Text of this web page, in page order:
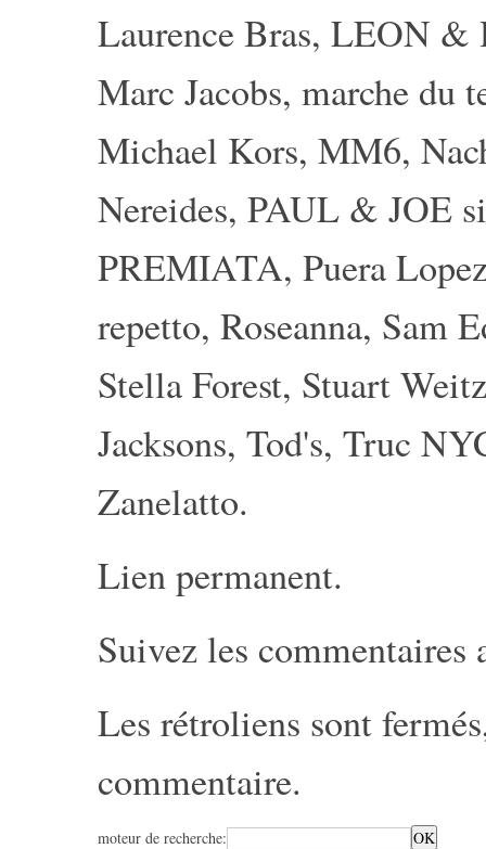
Laurence Bras, LEON &
Marc Jacobs, marche du
Michael Kors, MM6,
Nereides, PAUL & JOE
PREMIATA, Puera
repetto, Roseanna, Sam
Stella Forest, Stuart
Jacksons, Tod's, Truc
Zanelatto.
Lien permanent.
Suivez les commentaires
Les rétroliens sont
commentaire.
moteur de recherche: